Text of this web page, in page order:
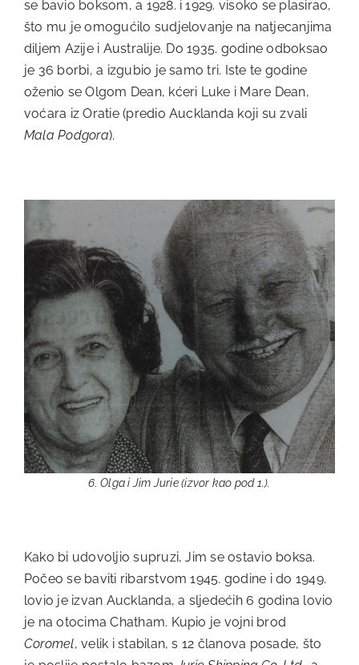
se bavio boksom, a 1928. i 1929. visoko se plasirao,
što mu je omogućilo sudjelovanje na natjecanjima
diljem Azije i Australije. Do 1935. godine odboksao
je 36 borbi, a izgubio je samo tri. Iste te godine
oženio se Olgom Dean, kćeri Luke i Mare Dean,
voćara iz Oratie (predio Aucklanda koji su zvali
Mala Podgora).
6. Olga i Jim Jurie (izvor kao pod 1.).
Kako bi udovoljio supruzi, Jim se ostavio boksa.
Počeo se baviti ribarstvom 1945. godine i do 1949.
lovio je izvan Aucklanda, a sljedećih 6 godina lovio
je na otocima Chatham. Kupio je vojni brod
Coromel, velik i stabilan, s 12 članova posade, što